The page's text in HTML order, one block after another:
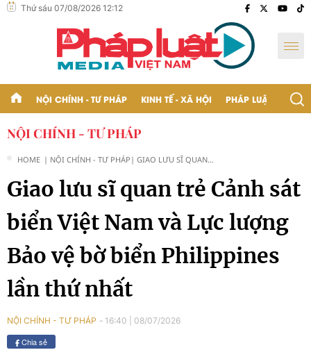
Thứ sáu 07/08/2026 12:12
NỘI CHÍNH - TƯ PHÁP KINH TẾ - XÃ HỘI PHÁP LUẬT - BẠN
NỘI CHÍNH - TƯ PHÁP
HOME | NỘI CHÍNH - TƯ PHÁP | GIAO LƯU SĨ QUAN
NAM VÀ LỰC LƯỢNG
BẢO VỆ BỜ BIỂN
NHẤT
Giao lưu sĩ quan trẻ Cảnh sát
biển Việt Nam và Lực lượng
Bảo vệ bờ biển Philippines
lần thứ nhất
NỘI CHÍNH - TƯ PHÁP 16:40 08/07/2026
Chia sẻ